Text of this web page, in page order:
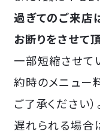
過ぎてのご来店
お断りをさせて
一部短縮させて
約時のメニュー
ご了承ください
遅れられる場合